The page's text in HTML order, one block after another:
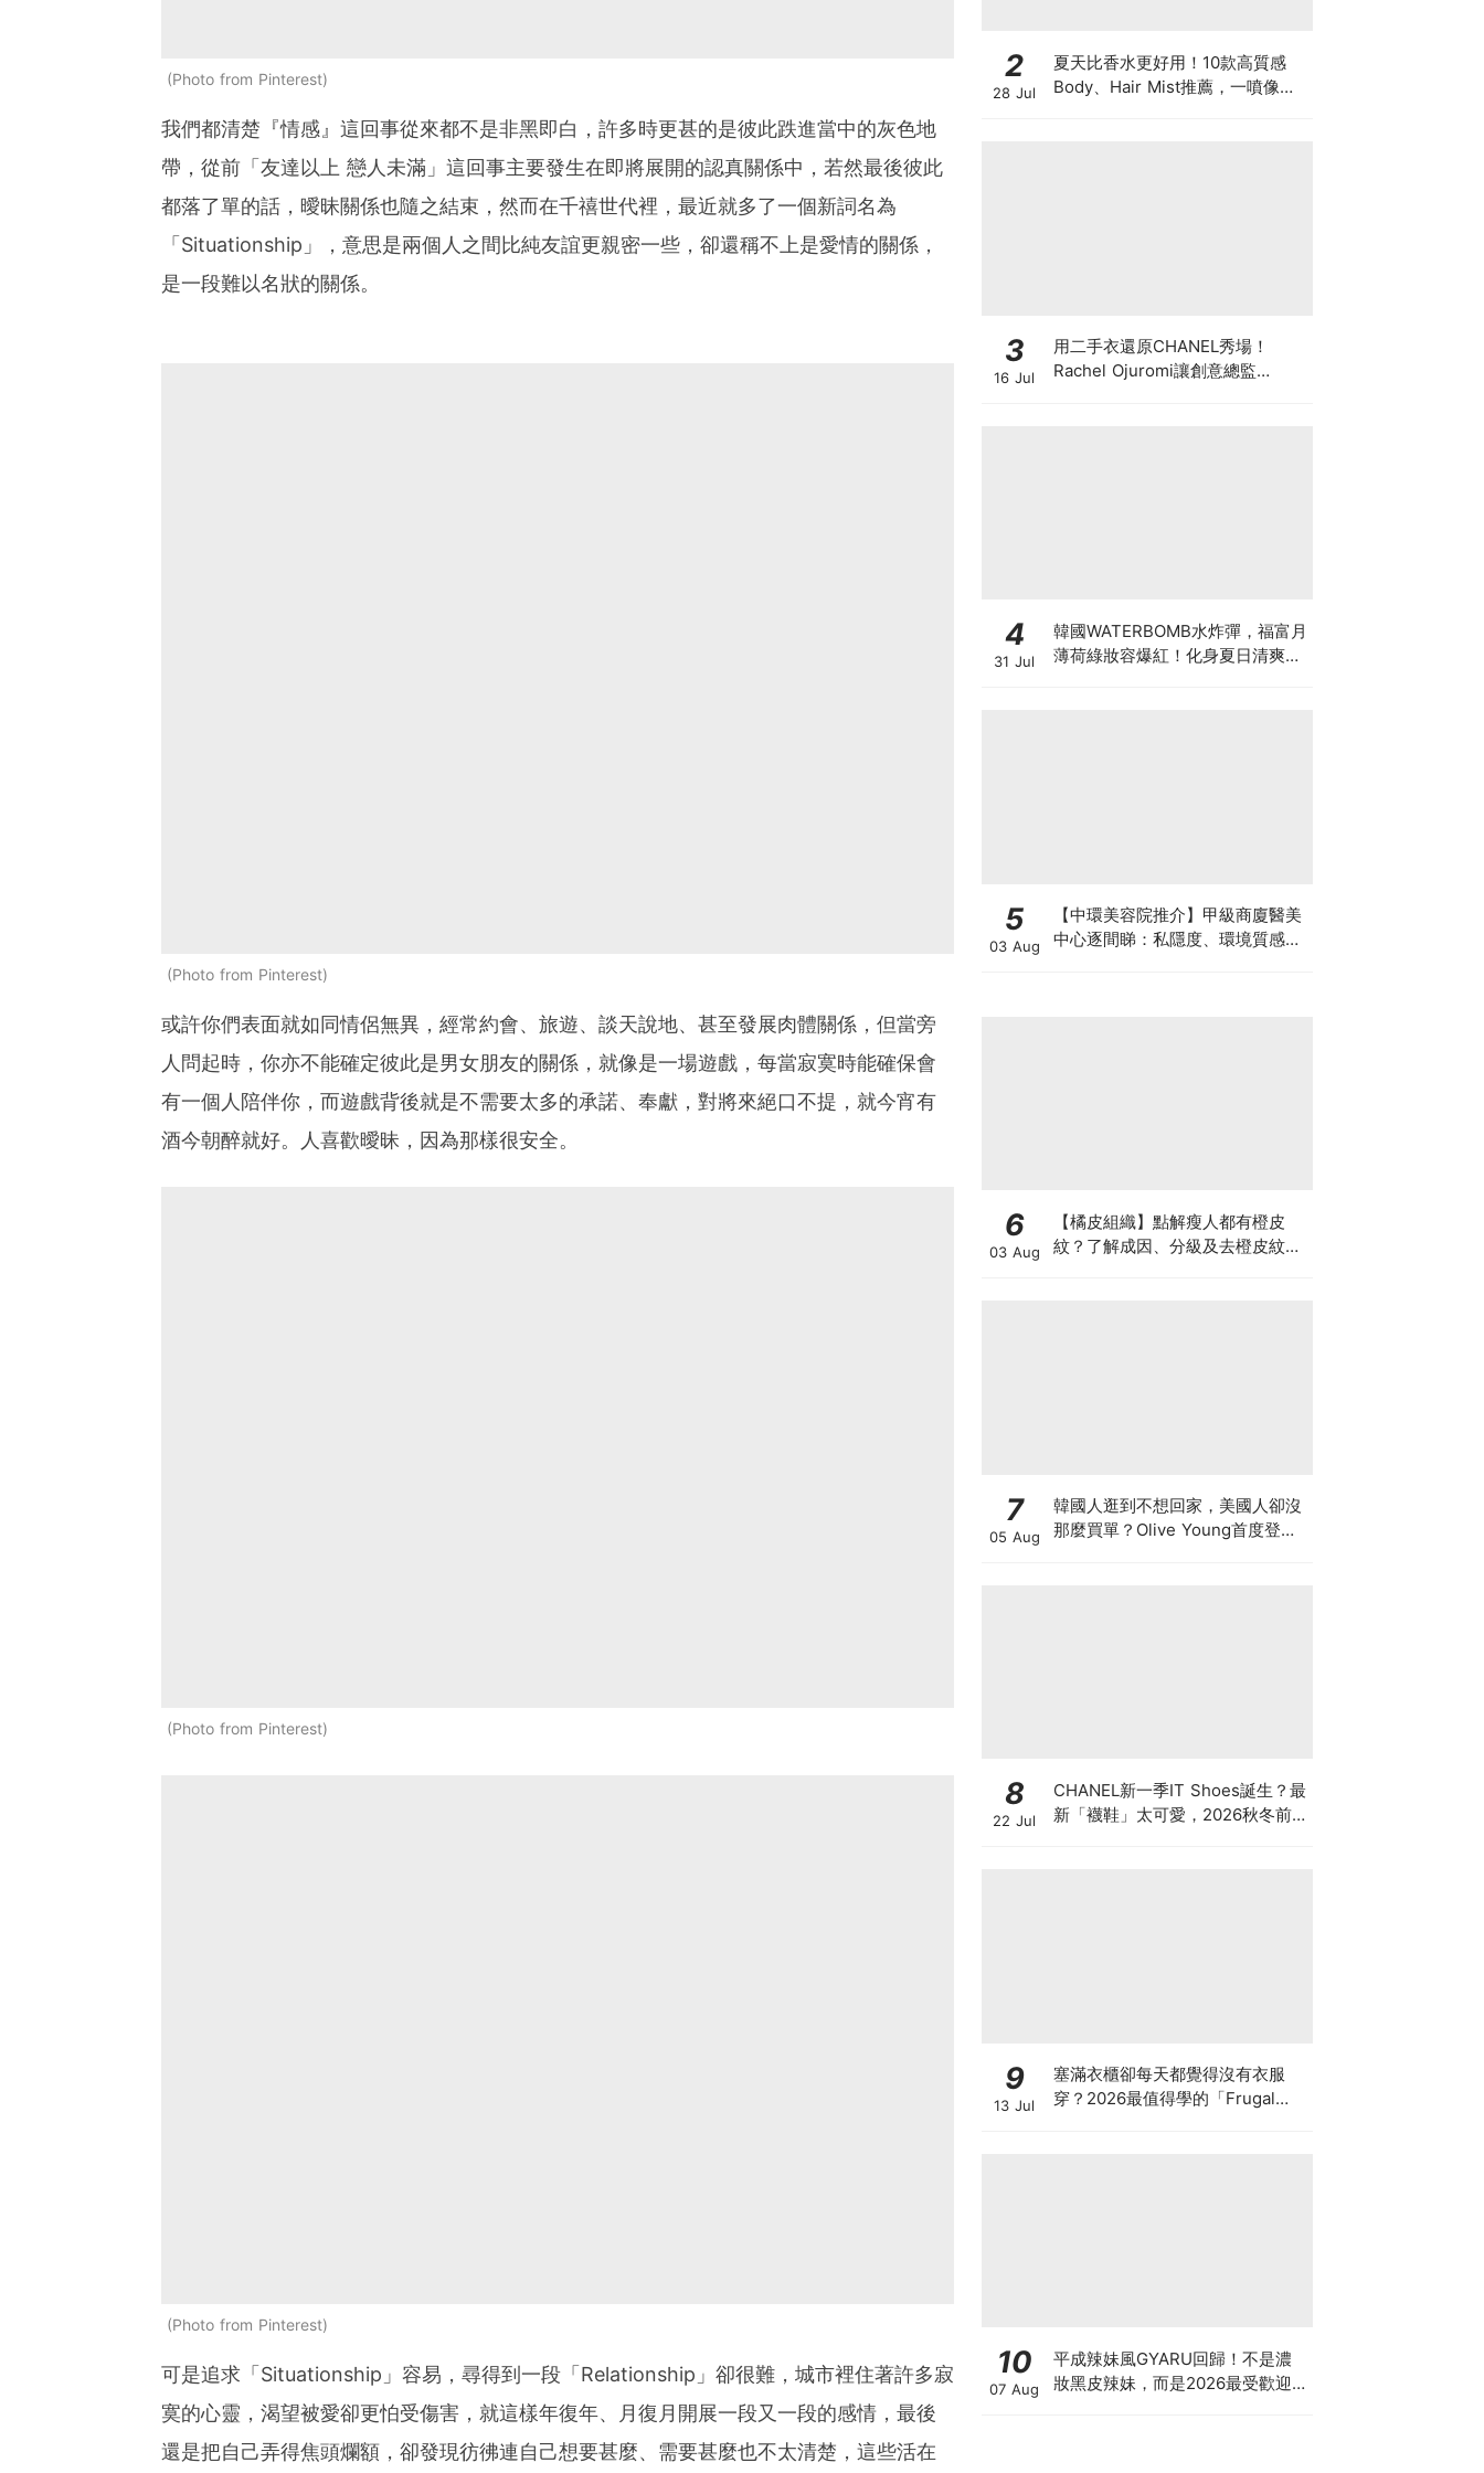
Photo from Pinterest
我們都清楚『情感』這回事從來都不是非黑即白，許多時更甚的是彼此跌進當中的灰色地
帶，從前「友達以上 戀人未滿」這回事主要發生在即將展開的認真關係中，若然最後彼此
都落了單的話，曖昧關係也隨之結束，然而在千禧世代裡，最近就多了一個新詞名為
「Situationship」，意思是兩個人之間比純友誼更親密一些，卻還稱不上是愛情的關係，
是一段難以名狀的關係。
Photo from Pinterest
或許你們表面就如同情侶無異，經常約會、旅遊、談天說地、甚至發展肉體關係，但當旁
人問起時，你亦不能確定彼此是男女朋友的關係，就像是一場遊戲，每當寂寞時能確保會
有一個人陪伴你，而遊戲背後就是不需要太多的承諾、奉獻，對將來絕口不提，就今宵有
酒今朝醉就好。人喜歡曖昧，因為那樣很安全。
Photo from Pinterest
Photo from Pinterest
可是追求「Situationship」容易，尋得到一段「Relationship」卻很難，城市裡住著許多寂
寞的心靈，渴望被愛卻更怕受傷害，就這樣年復年、月復月開展一段又一段的感情，最後
還是把自己弄得焦頭爛額，卻發現彷彿連自己想要甚麼、需要甚麼也不太清楚，這些活在
2
28 Jul
夏天比香水更好用！10款高質感
Body、Hair Mist推薦，一噴像剛
3
16 Jul
用二手衣還原CHANEL秀場！
Rachel Ojuromi讓創意總監
4
31 Jul
韓國WATERBOMB水炸彈，福富月
薄荷綠妝容爆紅！化身夏日清爽
5
03 Aug
【中環美容院推介】甲級商廈醫美
中心逐間睇：私隱度、環境質感、
6
03 Aug
【橘皮組織】點解瘦人都有橙皮
紋？了解成因、分級及去橙皮紋改
7
05 Aug
韓國人逛到不想回家，美國人卻沒
那麼買單？Olive Young首度登陸
8
22 Jul
CHANEL新一季IT Shoes誕生？最
新「襪鞋」太可愛，2026秋冬前
9
13 Jul
塞滿衣櫃卻每天都覺得沒有衣服
穿？2026最值得學的「Frugal
10
07 Aug
平成辣妹風GYARU回歸！不是濃
妝黑皮辣妹，而是2026最受歡迎